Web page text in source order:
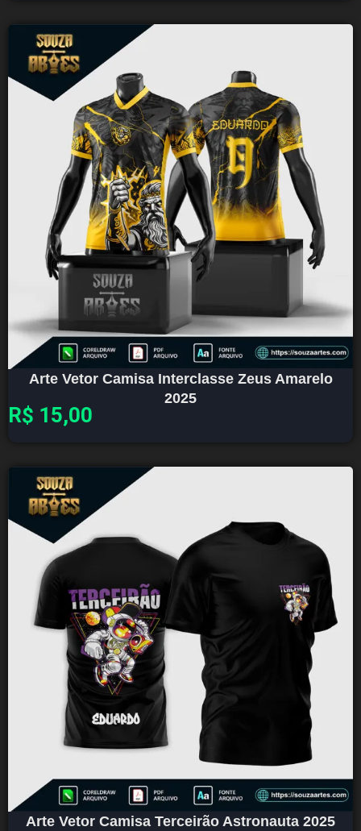
Arte Vetor Camisa Interclasse Zeus Amarelo
2025
R$ 15,00
Arte Vetor Camisa Terceirão Astronauta 2025